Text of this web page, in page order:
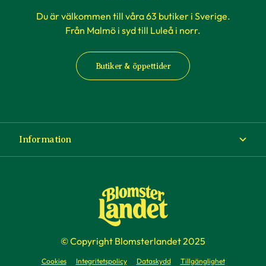
Du är välkommen till våra 63 butiker i Sverige.
Från Malmö i syd till Luleå i norr.
Butiker & öppettider
Information
Köp- och leveransvillkor
Företag
© Copyright Blomsterlandet 2025
Cookies Integritetspolicy Dataskydd Tillgänglighet